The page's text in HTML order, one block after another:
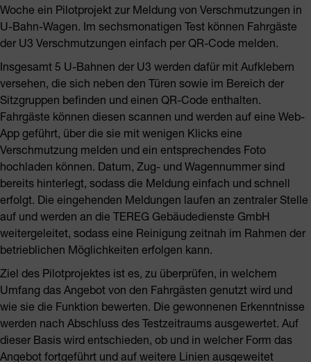
Woche ein Pilotprojekt zur Meldung von Verschmutzungen in
U-Bahn-Wagen. Im sechsmonatigen Test können Fahrgäste
der U3 Verschmutzungen einfach per QR-Code melden.
Insgesamt 5 U-Bahnen der U3 werden dafür mit Aufklebern
versehen, die sich neben den Türen sowie im Bereich der
Sitzgruppen befinden und einen QR-Code enthalten.
Fahrgäste können diesen scannen und werden auf eine Web-
App geführt, über die sie mit wenigen Klicks eine
Verschmutzung melden und ein entsprechendes Foto
hochladen können. Datum, Zug- und Wagennummer sind
bereits hinterlegt, sodass die Meldung einfach und schnell
erfolgt. Die eingehenden Meldungen laufen an zentraler Stelle
auf und werden an die TEREG Gebäudedienste GmbH
weitergeleitet, sodass eine Reinigung zeitnah im Rahmen der
betrieblichen Möglichkeiten erfolgen kann.
Ziel des Pilotprojektes ist es, zu überprüfen, in welchem
Umfang das Angebot von den Fahrgästen genutzt wird und
wie sie die Funktion bewerten. Die gewonnenen Erkenntnisse
werden nach Abschluss des Testzeitraums ausgewertet. Auf
dieser Basis wird entschieden, ob und in welcher Form das
Angebot fortgeführt und auf weitere Linien ausgeweitet